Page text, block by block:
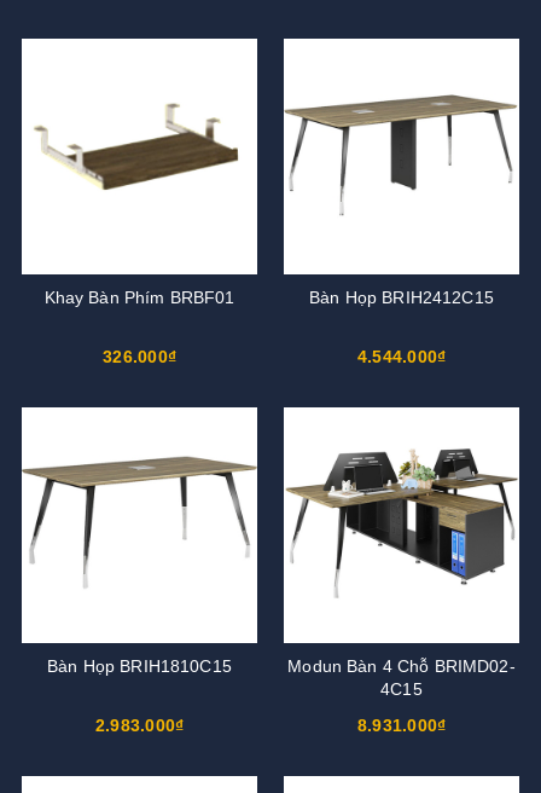
Khay Bàn Phím BRBF01
326.000₫
Bàn Họp BRIH2412C15
4.544.000₫
Bàn Họp BRIH1810C15
2.983.000₫
Modun Bàn 4 Chỗ BRIMD02-
4C15
8.931.000₫